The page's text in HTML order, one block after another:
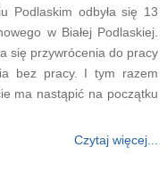
Podlaskim odbyła się 13
w Białej Podlaskiej.
się przywrócenia do pracy
bez pracy. I tym razem
ma nastąpić na początku
Czytaj więcej...